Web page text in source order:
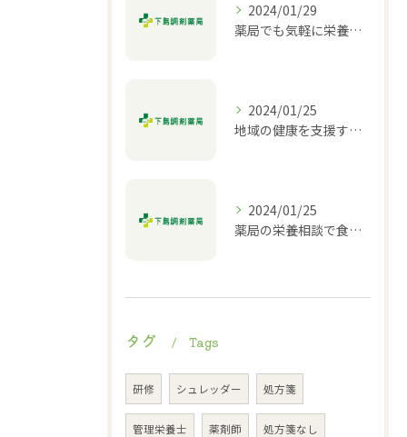
2024/01/29
薬局でも気軽に栄養相談ができる！
2024/01/25
地域の健康を支援する薬局｜栄養相談や介護相談も対応
2024/01/25
薬局の栄養相談で食生活改善
タグ Tags
研修 シュレッダー 処方箋
管理栄養士 薬剤師 処方箋なし